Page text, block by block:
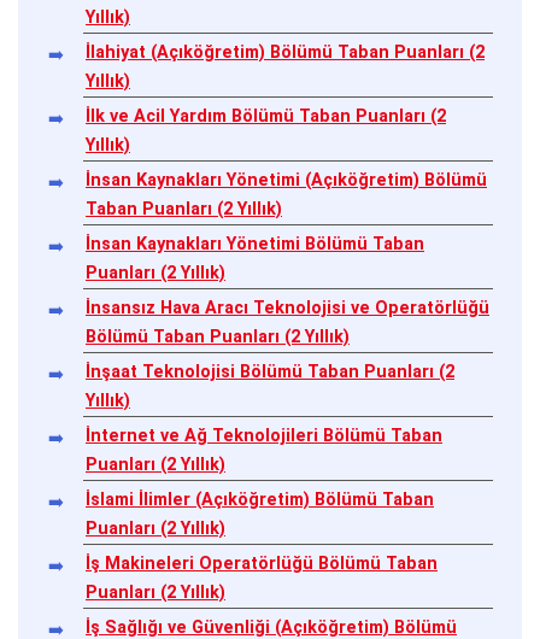
Yıllık)
İlahiyat (Açıköğretim) Bölümü Taban Puanları (2
Yıllık)
İlk ve Acil Yardım Bölümü Taban Puanları (2
Yıllık)
İnsan Kaynakları Yönetimi (Açıköğretim) Bölümü
Taban Puanları (2 Yıllık)
İnsan Kaynakları Yönetimi Bölümü Taban
Puanları (2 Yıllık)
İnsansız Hava Aracı Teknolojisi ve Operatörlüğü
Bölümü Taban Puanları (2 Yıllık)
İnşaat Teknolojisi Bölümü Taban Puanları (2
Yıllık)
İnternet ve Ağ Teknolojileri Bölümü Taban
Puanları (2 Yıllık)
İslami İlimler (Açıköğretim) Bölümü Taban
Puanları (2 Yıllık)
İş Makineleri Operatörlüğü Bölümü Taban
Puanları (2 Yıllık)
İş Sağlığı ve Güvenliği (Açıköğretim) Bölümü